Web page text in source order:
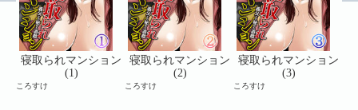
寝取られマンション
(1)
ころすけ
寝取られマンション
(2)
ころすけ
寝取られマンション
(3)
ころすけ